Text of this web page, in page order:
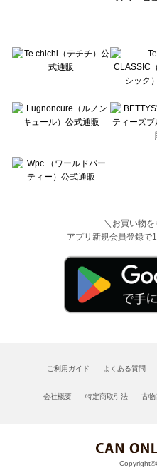
＼お買い物
アプリ新規会員登録で
ご利用ガイド よくある質問
会社概要 特定商取引法 古物